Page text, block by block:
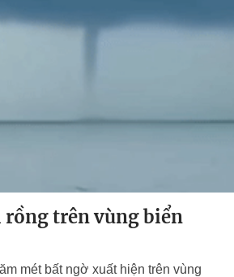
rồng trên vùng biển
mét bất ngờ xuất hiện trên vùng